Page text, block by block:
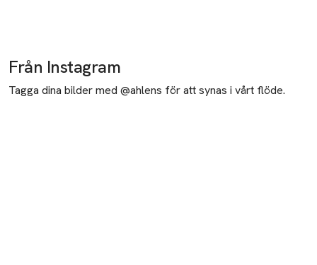
Från Instagram
Tagga dina bilder med @ahlens för att synas i vårt flöde.